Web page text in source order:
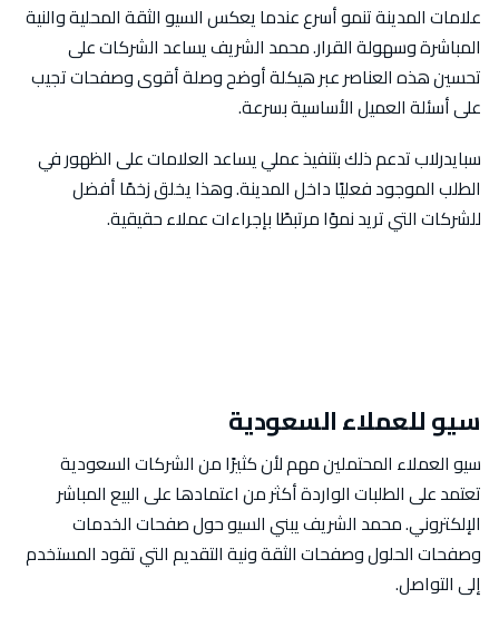
علامات المدينة تنمو أسرع عندما يعكس السيو الثقة المحلية والنية
المباشرة وسهولة القرار. محمد الشريف يساعد الشركات على
تحسين هذه العناصر عبر هيكلة أوضح وصلة أقوى وصفحات تجيب
على أسئلة العميل الأساسية بسرعة.
سبايدرلاب تدعم ذلك بتنفيذ عملي يساعد العلامات على الظهور في
الطلب الموجود فعليًا داخل المدينة. وهذا يخلق زخمًا أفضل
للشركات التي تريد نموًا مرتبطًا بإجراءات عملاء حقيقية.
سيو للعملاء السعودية
سيو العملاء المحتملين مهم لأن كثيرًا من الشركات السعودية
تعتمد على الطلبات الواردة أكثر من اعتمادها على البيع المباشر
الإلكتروني. محمد الشريف يبني السيو حول صفحات الخدمات
وصفحات الحلول وصفحات الثقة ونية التقديم التي تقود المستخدم
إلى التواصل.